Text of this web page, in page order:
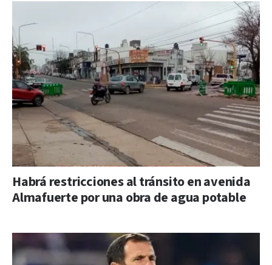
Habrá restricciones al tránsito en avenida
Almafuerte por una obra de agua potable